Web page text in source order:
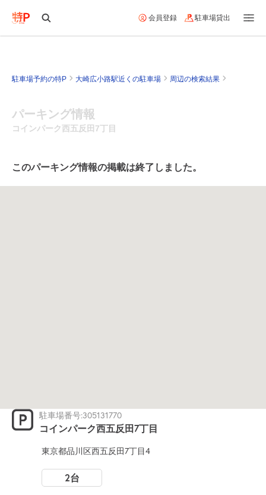
会員登録 駐車場貸出
駐車場予約の特P 大崎広小路駅近くの駐車場 周辺の検索結果
パーキング情報
コインパーク西五反田7丁目
このパーキング情報の掲載は終了しました。
駐車場番号:305131770
コインパーク西五反田7丁目
東京都品川区西五反田7丁目4
2台